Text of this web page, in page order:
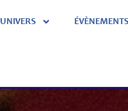
UNIVERS ÉVÈNEMENTS